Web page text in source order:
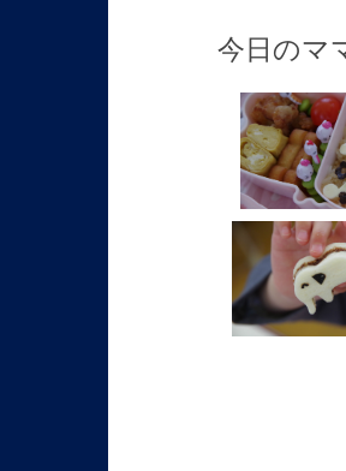
今日のマ